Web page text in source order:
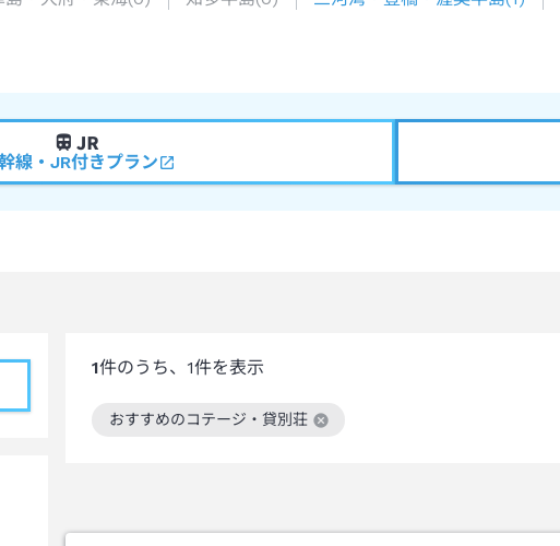
線・JR付きプラン
1件のうち、 1件を表示
おすすめのコテージ・貸別荘
この絞り込み条件を解除